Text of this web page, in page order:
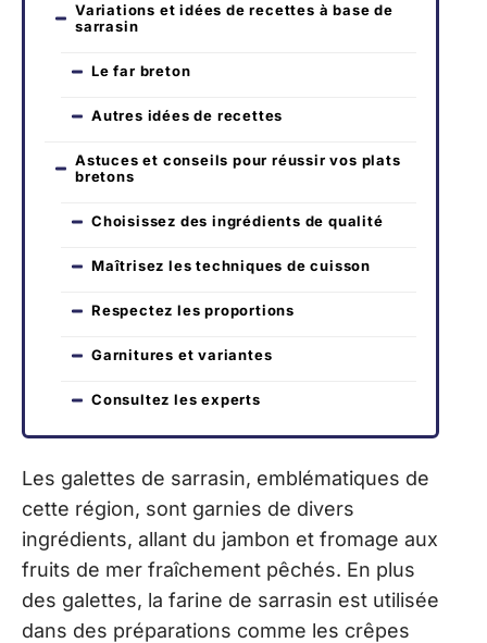
Variations et idées de recettes à base de
sarrasin
Le far breton
Autres idées de recettes
Astuces et conseils pour réussir vos plats
bretons
Choisissez des ingrédients de qualité
Maîtrisez les techniques de cuisson
Respectez les proportions
Garnitures et variantes
Consultez les experts
Les galettes de sarrasin, emblématiques de
cette région, sont garnies de divers
ingrédients, allant du jambon et fromage aux
fruits de mer fraîchement pêchés. En plus
des galettes, la farine de sarrasin est utilisée
dans des préparations comme les crêpes